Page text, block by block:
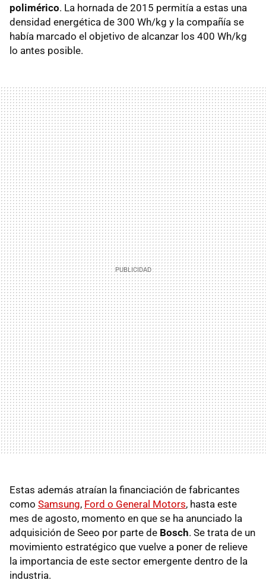
polimérico. La hornada de 2015 permitía a estas una
densidad energética de 300 Wh/kg y la compañía se
había marcado el objetivo de alcanzar los 400 Wh/kg
lo antes posible.
Estas además atraían la financiación de fabricantes
como Samsung, Ford o General Motors, hasta este
mes de agosto, momento en que se ha anunciado la
adquisición de Seeo por parte de Bosch. Se trata de un
movimiento estratégico que vuelve a poner de relieve
la importancia de este sector emergente dentro de la
industria.